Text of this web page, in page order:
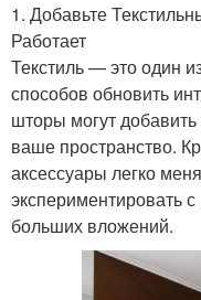
1. Добавьте
Работает
Текстиль — это один
способов обновить
шторы могут
ваше пространство.
аксессуары легко
экспериментировать
больших вложений.